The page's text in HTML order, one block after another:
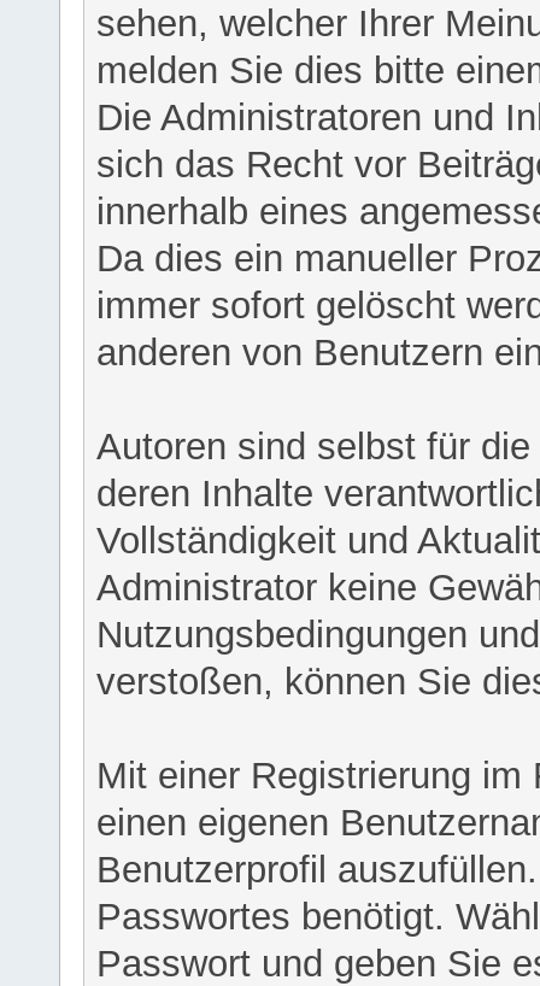
sehen, welcher Ihrer
melden Sie dies bitte
Die Administratoren und
sich das Recht vor
innerhalb eines
Da dies ein manueller
immer sofort gelöscht
anderen von Benutzern
Autoren sind selbst für
deren Inhalte
Vollständigkeit und
Administrator keine
Nutzungsbedingungen
verstoßen, können Sie
Mit einer Registrierung
einen eigenen
Benutzerprofil
Passwortes benötigt.
Passwort und geben Sie